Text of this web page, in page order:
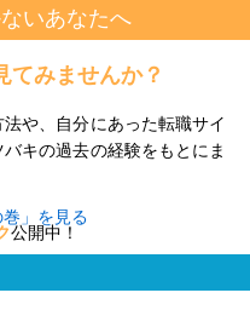
いあなたへ
てみませんか？
や、自分にあった転職サイ
キの過去の経験をもとにま
公開中！